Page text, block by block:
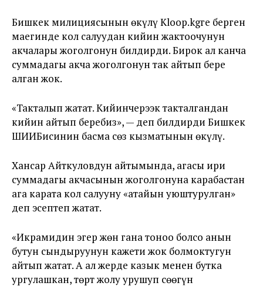
Бишкек милициясынын өкүлү Kloop.kgге берген
маегинде кол салуудан кийин жактоочунун
акчалары жоголгонун билдирди. Бирок ал канча
суммадагы акча жоголгонун так айтып бере
алган жок.
«Такталып жатат. Кийинчерээк такталгандан
кийин айтып беребиз», — деп билдирди Бишкек
ШИИБисинин басма сөз кызматынын өкүлү.
Хансар Айткуловдун айтымында, агасы ири
суммадагы акчасынын жоголгонуна карабастан
ага карата кол салууну «атайын уюштурулган»
деп эсептеп жатат.
«Икрамидин эгер жөн гана тоноо болсо анын
бутун сындыруунун кажети жок болмоктугун
айтып жатат. А ал жерде казык менен бутка
ургулашкан, төрт жолу урушуп сөөгүн